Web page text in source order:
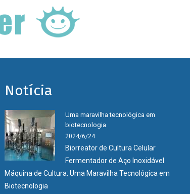
Notícia
Uma maravilha tecnológica em
biotecnologia
2024/6/24
Biorreator de Cultura Celular
Fermentador de Aço Inoxidável
Máquina de Cultura: Uma Maravilha Tecnológica em
Biotecnologia